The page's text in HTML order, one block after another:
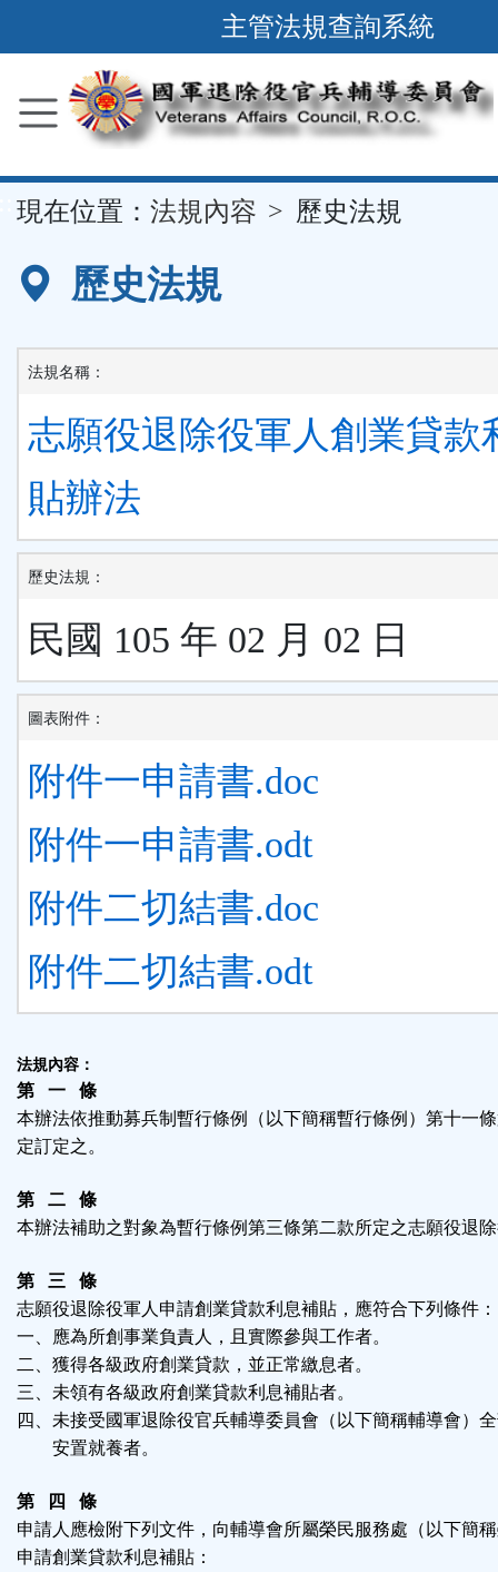
到
要
容
區
主管法規查詢系統
現在位置： 法規內容 歷史法規
歷史法規
法規名稱：
志願役退除役軍人創業貸款
貼辦法
歷史法規：
民國 105 年 02 月 02 日
圖表附件：
附件一申請書.doc
附件一申請書.odt
附件二切結書.doc
附件二切結書.odt
法規內容：
第 一 條
本辦法依推動募兵制暫行條例（以下簡稱暫行條例）第十一
定訂定之。
第 二 條
本辦法補助之對象為暫行條例第三條第二款所定之志願役退
第 三 條
志願役退除役軍人申請創業貸款利息補貼，應符合下列條件：
一、應為所創事業負責人，且實際參與工作者。
二、獲得各級政府創業貸款，並正常繳息者。
三、未領有各級政府創業貸款利息補貼者。
四、未接受國軍退除役官兵輔導委員會（以下簡稱輔導會）
安置就養者。
第 四 條
申請人應檢附下列文件，向輔導會所屬榮民服務處（以下簡
申請創業貸款利息補貼：